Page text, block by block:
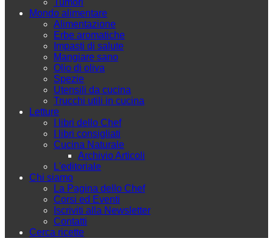
Mondo alimentare
Alimentazione
Erbe aromatiche
Impasti di salute
Mangiare sano
Olio di oliva
Spezie
Utensili da cucina
Trucchi utili in cucina
Letture
I libri dello Chef
I libri consigliati
Cucina Naturale
Archivio Articoli
L'editoriale
Chi siamo
La Pagina dello Chef
Corsi ed Eventi
Iscriviti alla Newsletter
Contatti
Cerca ricette